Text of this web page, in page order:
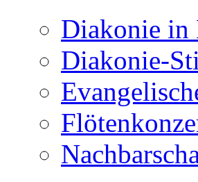
Diakonie in
Diakonie-